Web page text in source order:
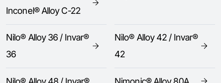
Inconel® Alloy C-22
Nilo® Alloy 36 / Invar®
36
Nilo® Alloy 42 / Invar®
42